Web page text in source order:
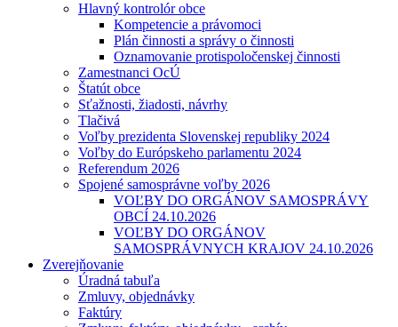
Hlavný kontrolór obce
Kompetencie a právomoci
Plán činnosti a správy o činnosti
Oznamovanie protispoločenskej činnosti
Zamestnanci OcÚ
Štatút obce
Sťažnosti, žiadosti, návrhy
Tlačivá
Voľby prezidenta Slovenskej republiky 2024
Voľby do Európskeho parlamentu 2024
Referendum 2026
Spojené samosprávne voľby 2026
VOĽBY DO ORGÁNOV SAMOSPRÁVY
OBCÍ 24.10.2026
VOĽBY DO ORGÁNOV
SAMOSPRÁVNYCH KRAJOV 24.10.2026
Zverejňovanie
Úradná tabuľa
Zmluvy, objednávky
Faktúry